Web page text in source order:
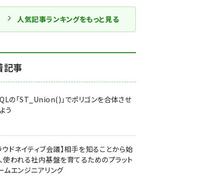
人気記事ランキングをもっと見る
記事
の「ST_Union()」でポリゴンを合体させ
う
ウドネイティブ会議】相手を知ることから始
使われる社内基盤を育てるためのプラット
ムエンジニアリング